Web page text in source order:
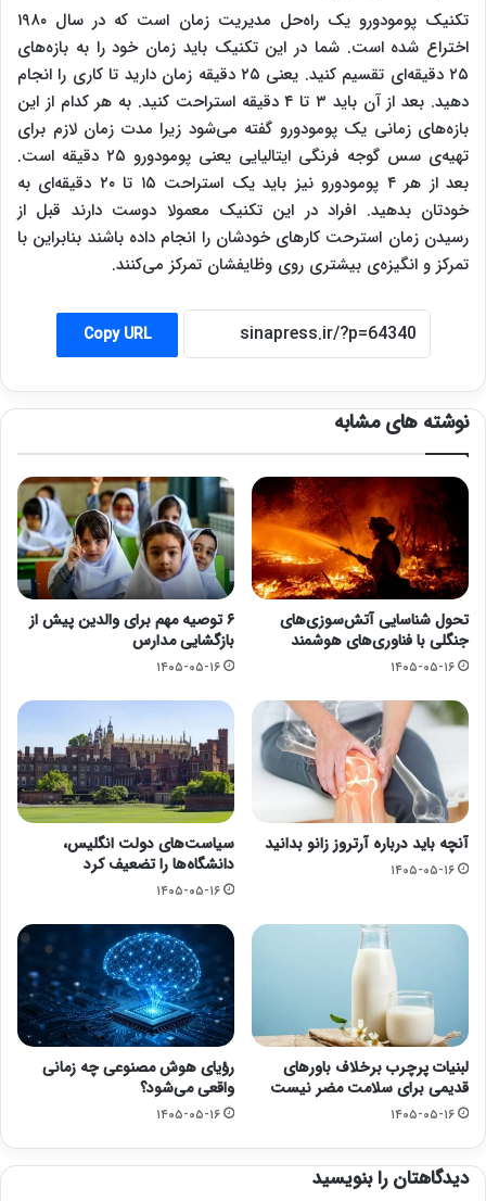
تکنیک پومودورو یک راه‌حل مدیریت زمان است که در سال ۱۹۸۰
اختراع شده است. شما در این تکنیک باید زمان خود را به بازه‌های
۲۵ دقیقه‌ای تقسیم کنید. یعنی ۲۵ دقیقه زمان دارید تا کاری را انجام
دهید. بعد از آن باید ۳ تا ۴ دقیقه استراحت کنید. به هر کدام از این
بازه‌های زمانی یک پومودورو گفته می‌شود زیرا مدت زمان لازم برای
تهیه‌ی سس گوجه فرنگی ایتالیایی یعنی پومودورو ۲۵ دقیقه است.
بعد از هر ۴ پومودورو نیز باید یک استراحت ۱۵ تا ۲۰ دقیقه‌ای به
خودتان بدهید. افراد در این تکنیک معمولا دوست دارند قبل از
رسیدن زمان استرحت کارهای خودشان را انجام داده باشند بنابراین با
تمرکز و انگیزه‌ی بیشتری روی وظایفشان تمرکز می‌کنند.
Copy URL
نوشته های مشابه
تحول شناسایی آتش‌سوزی‌های
جنگلی با فناوری‌های هوشمند
۱۴۰۵-۰۵-۱۶
۶ توصیه مهم برای والدین پیش از
بازگشایی مدارس
۱۴۰۵-۰۵-۱۶
آنچه باید درباره آرتروز زانو بدانید
۱۴۰۵-۰۵-۱۶
سیاست‌های دولت انگلیس،
دانشگاه‌ها را تضعیف کرد
۱۴۰۵-۰۵-۱۶
لبنیات پرچرب برخلاف باورهای
قدیمی برای سلامت مضر نیست
۱۴۰۵-۰۵-۱۶
رؤیای هوش مصنوعی چه زمانی
واقعی می‌شود؟
۱۴۰۵-۰۵-۱۶
دیدگاهتان را بنویسید